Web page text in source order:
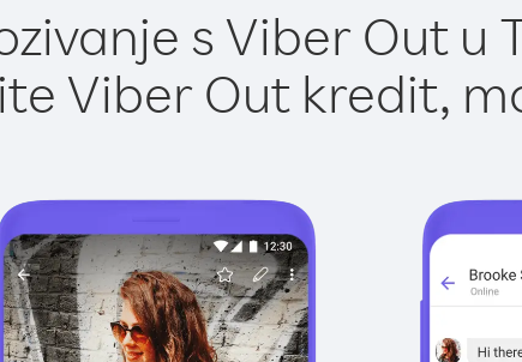
s Viber Out u
Viber Out kredit,